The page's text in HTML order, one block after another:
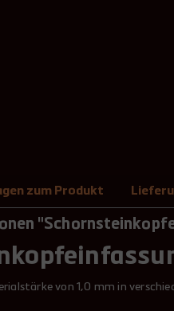
zum Produkt
von 1,0 mm in